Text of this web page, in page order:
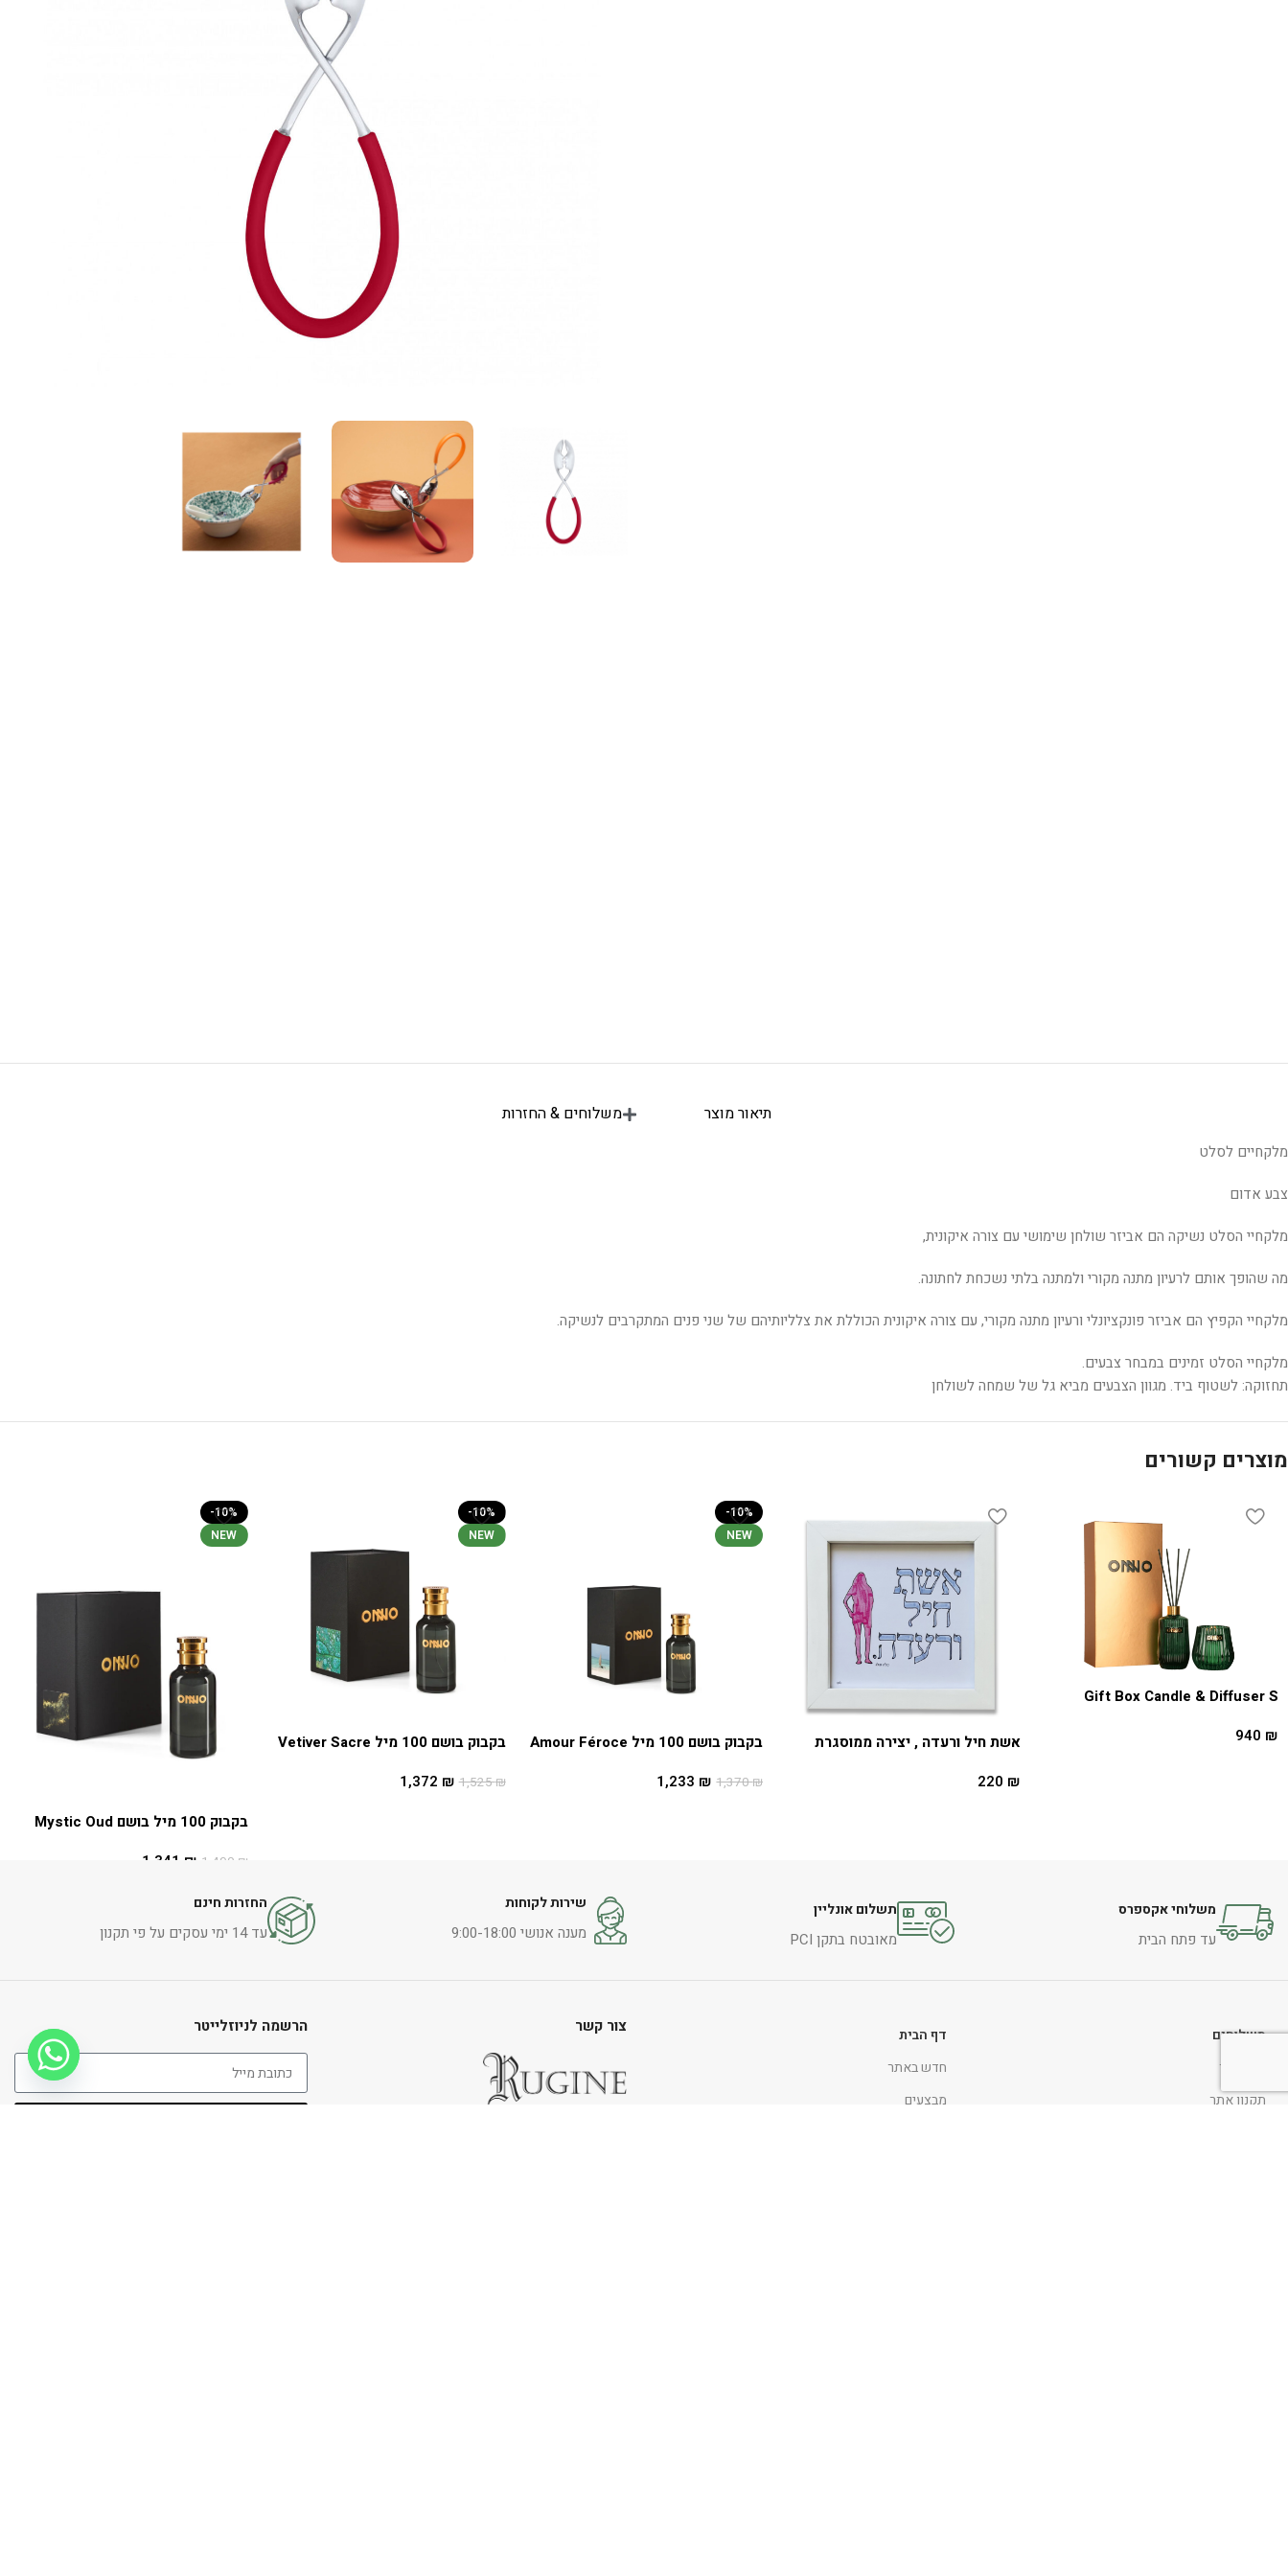
תיאור מוצר משלוחים & החזרות
מלקחיים לסלט
צבע אדום
מלקחיי הסלט נשיקה הם אביזר שולחן שימושי עם צורה איקונית,
מה שהופך אותם לרעיון מתנה מקורי ולמתנה בלתי נשכחת לחתונה.
מלקחיי הקפיץ הם אביזר פונקציונלי ורעיון מתנה מקורי, עם צורה איקונית הכוללת את צלליותיהם של שני פנים המתקרבים לנשיקה.
מלקחיי הסלט זמינים במבחר צבעים.
תחזוקה: לשטוף ביד. מגוון הצבעים מביא גל של שמחה לשולחן
מוצרים קשורים
Gift Box Candle & Diffuser S
940 ₪
אשת חיל ורעדה , יצירה ממוסגרת
220 ₪
-10%
NEW
בקבוק בושם 100 מיל Amour Féroce
1,370₪
1,233 ₪
-10%
NEW
בקבוק בושם 100 מיל Vetiver Sacre
1,525₪
1,372 ₪
-10%
NEW
בקבוק 100 מיל בושם Mystic Oud
1,490 ₪
1,341 ₪
משלוחי אקספרס
עד פתח הבית
תשלום אונליין
מאובטח בתקן PCI
שירות לקוחות
מענה אנושי 9:00-18:00
החזרות חינם
עד 14 ימי עסקים על פי תקנון
משלוחים
צור קשר
תקנון אתר
דף הבית
חדש באתר
מבצעים
צור קשר הרשמה לניוזלייטר